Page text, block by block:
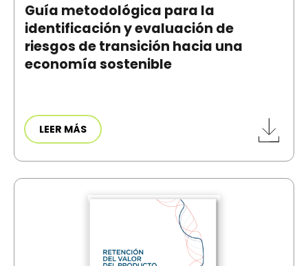
Guía metodológica para la
identificación y evaluación de
riesgos de transición hacia una
economía sostenible
LEER MÁS